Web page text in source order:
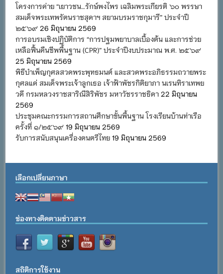
โครงการค่าย “เยาวชน…รักษ์พงไพร เฉลิมพระเกียรติ ๖๐ พรรษา
สมเด็จพระเทพรัตนราชสุดาฯ สยามบรมราชกุมารี” ประจำปี
๒๕๖๙ 26 มิถุนายน 2569
การอบรมเชิงปฏิบัติการ “การปฐมพยาบาลเบื้องต้น และการช่วย
เหลือฟื้นคืนชีพพื้นฐาน (CPR)” ประจำปีงบประมาณ พ.ศ. ๒๕๖๙
25 มิถุนายน 2569
พิธีบำเพ็ญกุศลสวดพระพุทธมนต์ และสวดพระอภิธรรมถวายพระ
กุศลแด่ สมเด็จพระเจ้าลูกเธอ เจ้าฟ้าพัชรกิติยาภา นเรนทิราเทพย
วดี กรมหลวงราชสาริณีสิริพัชร มหาวัชรราชธิดา 22 มิถุนายน
2569
ประชุมคณะกรรมการสถานศึกษาขั้นพื้นฐาน โรงเรียนบ้านท่าเรือ
ครั้งที่ ๑/๒๕๖๙ 19 มิถุนายน 2569
รับการสนับสนุนเครื่องดนตรีไทย 19 มิถุนายน 2569
เลือกเปลี่ยนภาษา
ช่องทางติดตามข่าวสาร
สถิติการใช้งาน